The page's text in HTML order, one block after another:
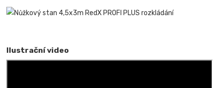
Ilustrační video